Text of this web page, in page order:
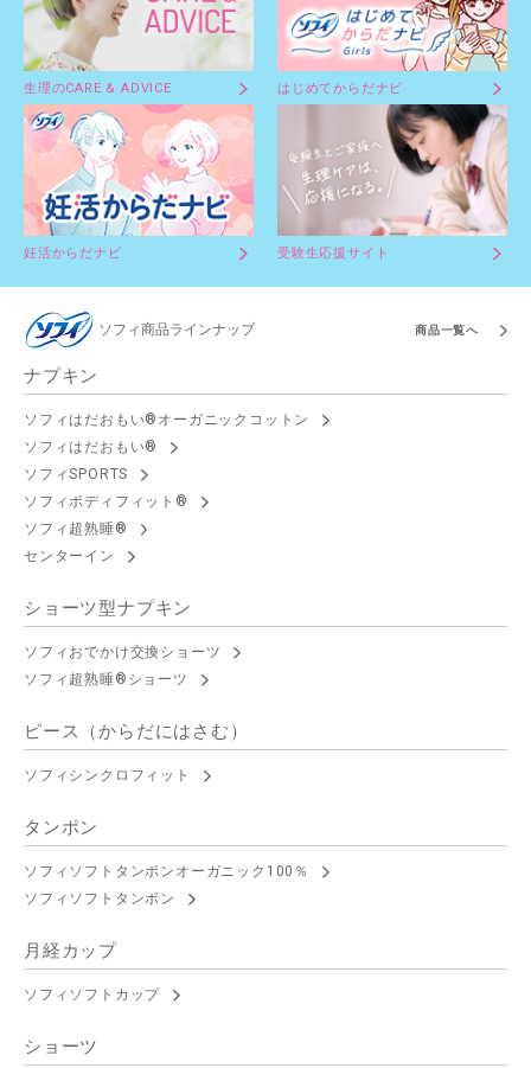
生理のCARE & ADVICE はじめてからだナビ
妊活からだナビ 受験生応援サイト
ソフィ商品ラインナップ 商品一覧へ
ナプキン
ソフィはだおもい®オーガニックコットン
ソフィはだおもい®
ソフィSPORTS
ソフィボディフィット®
ソフィ超熟睡®
センターイン
ショーツ型ナプキン
ソフィおでかけ交換ショーツ
ソフィ超熟睡®ショーツ
ピース（からだにはさむ）
ソフィシンクロフィット
タンポン
ソフィソフトタンポンオーガニック100％
ソフィソフトタンポン
月経カップ
ソフィソフトカップ
ショーツ